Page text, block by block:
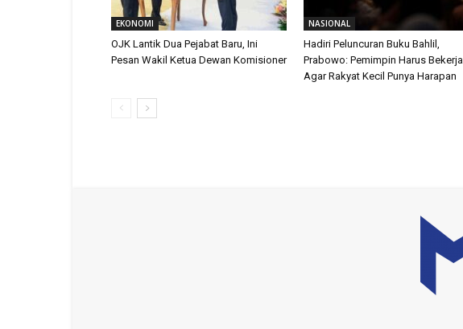
EKONOMI
OJK Lantik Dua Pejabat Baru, Ini
Pesan Wakil Ketua Dewan Komisioner
NASIONAL
Hadiri Peluncuran Buku Bahlil,
Prabowo: Pemimpin Harus Bekerja
Agar Rakyat Kecil Punya Harapan